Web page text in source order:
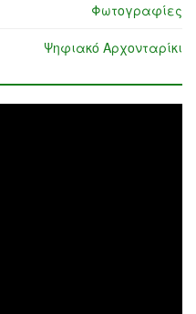
Φωτογραφίες
Ψηφιακό Αρχονταρίκι